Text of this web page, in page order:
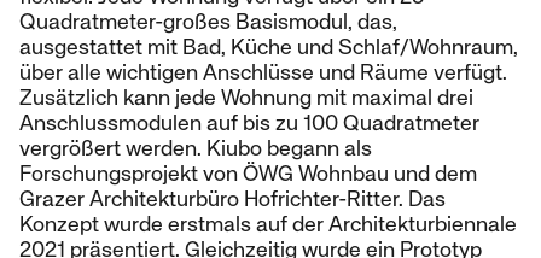
Quadratmeter-großes Basismodul, das,
ausgestattet mit Bad, Küche und Schlaf/Wohnraum,
über alle wichtigen Anschlüsse und Räume verfügt.
Zusätzlich kann jede Wohnung mit maximal drei
Anschlussmodulen auf bis zu 100 Quadratmeter
vergrößert werden. Kiubo begann als
Forschungsprojekt von ÖWG Wohnbau und dem
Grazer Architekturbüro Hofrichter-Ritter. Das
Konzept wurde erstmals auf der Architekturbiennale
2021 präsentiert. Gleichzeitig wurde ein Prototyp